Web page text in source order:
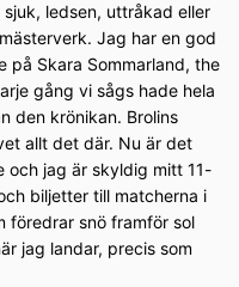
ledsen, uttråkad eller
Jag har en god
på Skara Sommarland, the
gång vi sågs hade hela
den krönikan. Brolins
allt det där. Nu är det
och jag är skyldig mitt 11-
biljetter till matcherna i
föredrar snö framför sol
jag landar, precis som